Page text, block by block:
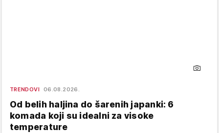
TRENDOVI 06.08.2026.
Od belih haljina do šarenih japanki: 6
komada koji su idealni za visoke
temperature